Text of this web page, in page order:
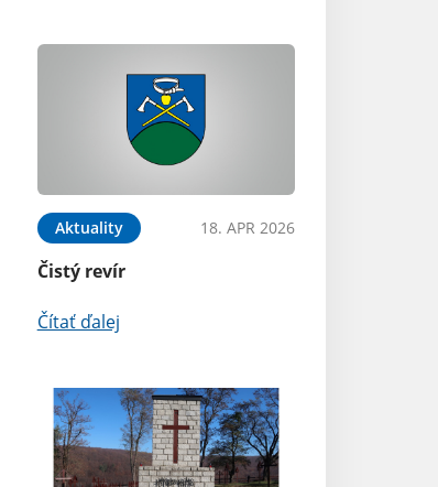
Aktuality 18. APR 2026
Čistý revír
Čítať ďalej